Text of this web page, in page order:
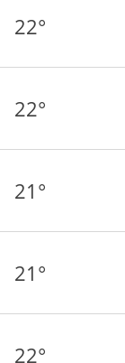
22°
22°
21°
21°
22°